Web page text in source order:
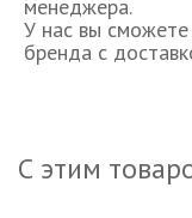
менеджера.
У нас вы
бренда с
С этим